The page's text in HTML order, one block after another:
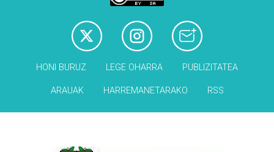
HONI BURUZ LEGE OHARRA PUBLIZITATEA
ARAUAK HARREMANETARAKO RSS